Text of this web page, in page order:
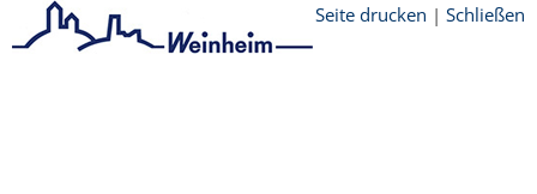
Seite drucken | Schließen